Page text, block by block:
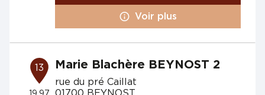
Voir plus
13 Marie Blachère BEYNOST 2
rue du pré Caillat